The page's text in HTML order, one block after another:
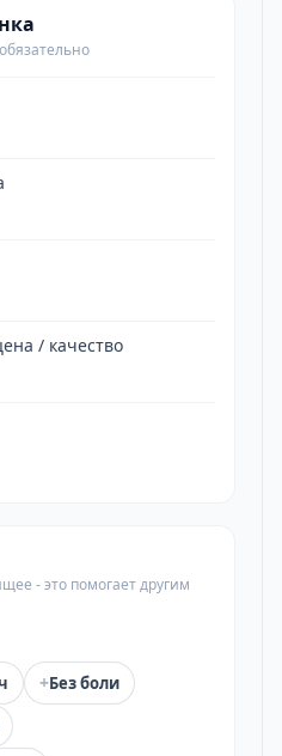
/ качество
- это помогает другим
+Без боли